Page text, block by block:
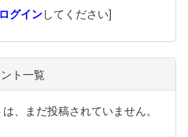
ログインしてください]
ト一覧
、まだ投稿されていません。